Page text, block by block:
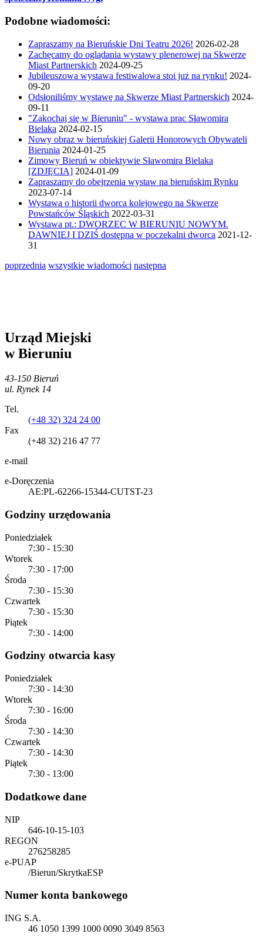
Podobne wiadomości:
Zapraszamy na Bieruńskie Dni Teatru 2026! 2026-02-28
Zachęcamy do oglądania wystawy plenerowej na Skwerze
Miast Partnerskich 2024-09-25
Jubileuszowa wystawa festiwalowa stoi już na rynku! 2024-
09-20
Odsłoniliśmy wystawę na Skwerze Miast Partnerskich 2024-
09-11
"Zakochaj się w Bieruniu" - wystawa prac Sławomira
Bielaka 2024-02-15
Nowy obraz w bieruńskiej Galerii Honorowych Obywateli
Bierunia 2024-01-25
Zimowy Bieruń w obiektywie Sławomira Bielaka
[ZDJĘCIA] 2024-01-09
Zapraszamy do obejrzenia wystaw na bieruńskim Rynku
2023-07-14
Wystawa o historii dworca kolejowego na Skwerze
Powstańców Śląskich 2022-03-31
Wystawa pt.: DWORZEC W BIERUNIU NOWYM.
DAWNIEJ I DZIŚ dostępna w poczekalni dworca 2021-12-
31
poprzednia wszystkie wiadomości następna
Urząd Miejski
w Bieruniu
43-150 Bieruń
ul. Rynek 14
Tel.
(+48 32) 324 24 00
Fax
(+48 32) 216 47 77
e-mail
e-Doręczenia
AE:PL-62266-15344-CUTST-23
Godziny urzędowania
Poniedziałek
7:30 - 15:30
Wtorek
7:30 - 17:00
Środa
7:30 - 15:30
Czwartek
7:30 - 15:30
Piątek
7:30 - 14:00
Godziny otwarcia kasy
Poniedziałek
7:30 - 14:30
Wtorek
7:30 - 16:00
Środa
7:30 - 14:30
Czwartek
7:30 - 14:30
Piątek
7:30 - 13:00
Dodatkowe dane
NIP
646-10-15-103
REGON
276258285
e-PUAP
/Bierun/SkrytkaESP
Numer konta bankowego
ING S.A.
46 1050 1399 1000 0090 3049 8563